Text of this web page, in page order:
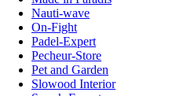
Nauti-wave
On-Fight
Padel-Expert
Pecheur-Store
Pet and Garden
Slowood Interior